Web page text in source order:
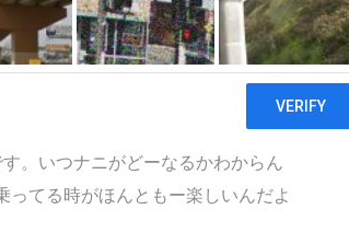
Pocket Copy
っと緊張気味のけーすけで、御座い
。いつナニがどーなるかわからん
てる時がほんともー楽しいんだよ